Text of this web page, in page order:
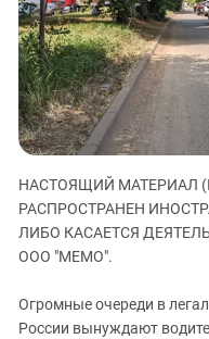
Дагестан
Ингушетия
Кабардино-Балкария
Калмыкия
Карачаево-Черкесия
Краснодарский край
Российская Федерация
Северная Осетия - Алания
НАСТОЯЩИЙ МАТЕРИАЛ
РАСПРОСТРАНЕН
ЛИБО КАСАЕТСЯ
ООО "МЕМО".
Огромные очереди в
России вынуждают